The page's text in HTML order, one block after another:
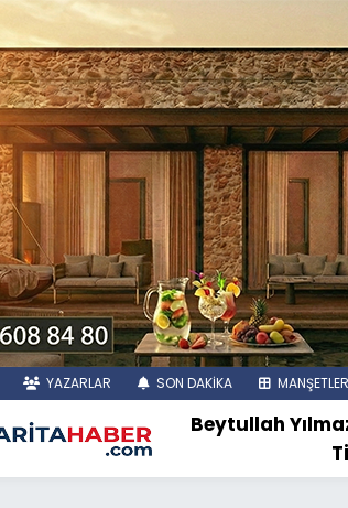
YAZARLAR SON DAKİKA MANŞETLER
Beytullah